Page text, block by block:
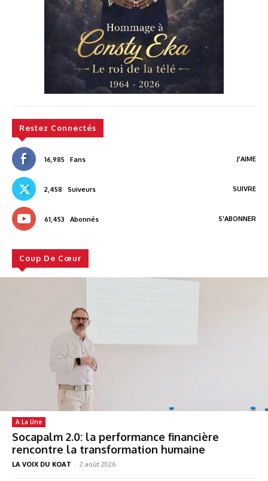
Restez Connectés
16,985 Fans J'AIME
2,458 Suiveurs SUIVRE
61,453 Abonnés S'ABONNER
Coup De Cœur
A La Une
Socapalm 2.0: la performance financière
rencontre la transformation humaine
LA VOIX DU KOAT - 2 août 2026